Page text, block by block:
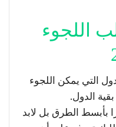
اللجوء
التي يمكن اللجوء
الدول.
بأبسط الطرق بل لابد